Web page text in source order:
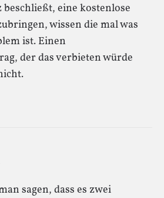
eine kostenlose
wissen die mal was
ist. Einen
der das verbieten würde
sagen, dass es zwei